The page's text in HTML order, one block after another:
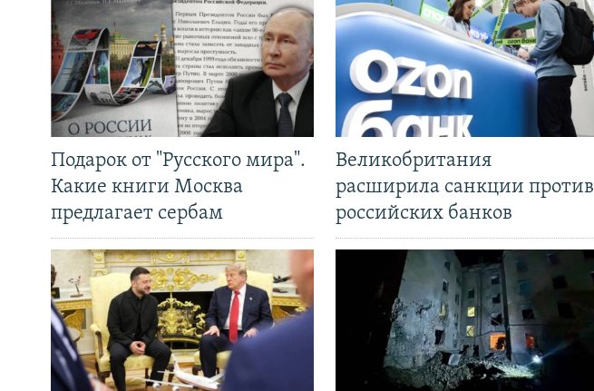
Подарок от "Русского мира".
Какие книги Москва
предлагает сербам
Великобритания
расширила санкции против
российских банков